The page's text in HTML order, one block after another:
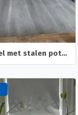
Eettafel met stalen poten